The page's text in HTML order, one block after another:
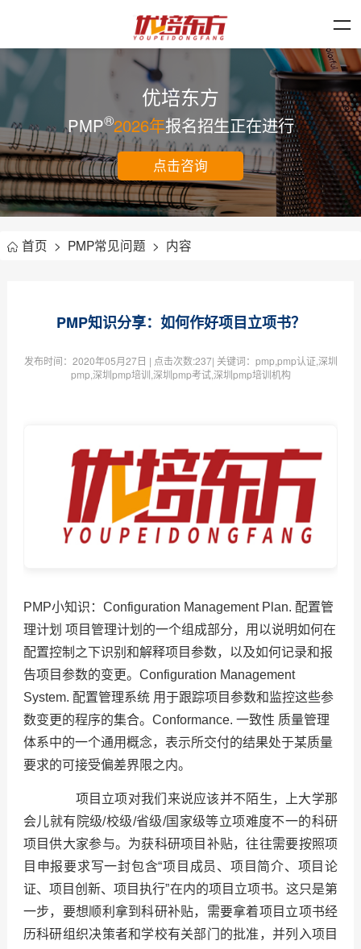
优培东方
PMP®2026年报名招生正在进行
点击咨询
首页 > PMP常见问题 > 内容
PMP知识分享：如何作好项目立项书？
发布时间： 2020年05月27日 | 点击次数:237| 关键词：pmp,pmp认证,深圳
pmp,深圳pmp培训,深圳pmp考试,深圳pmp培训机构
PMP小知识：Configuration Management Plan. 配置管
理计划 项目管理计划的一个组成部分，用以说明如何在
配置控制之下识别和解释项目参数，以及如何记录和报
告项目参数的变更。Configuration Management
System. 配置管理系统 用于跟踪项目参数和监控这些参
数变更的程序的集合。Conformance. 一致性 质量管理
体系中的一个通用概念，表示所交付的结果处于某质量
要求的可接受偏差界限之内。
项目立项对我们来说应该并不陌生，上大学那
会儿就有院级/校级/省级/国家级等立项难度不一的科研
项目供大家参与。为获科研项目补贴，往往需要按照项
目申报要求写一封包含“项目成员、项目简介、项目论
证、项目创新、项目执行”在内的项目立项书。这只是第
一步，要想顺利拿到科研补贴，需要拿着项目立项书经
历科研组织决策者和学校有关部门的批准，并列入项目